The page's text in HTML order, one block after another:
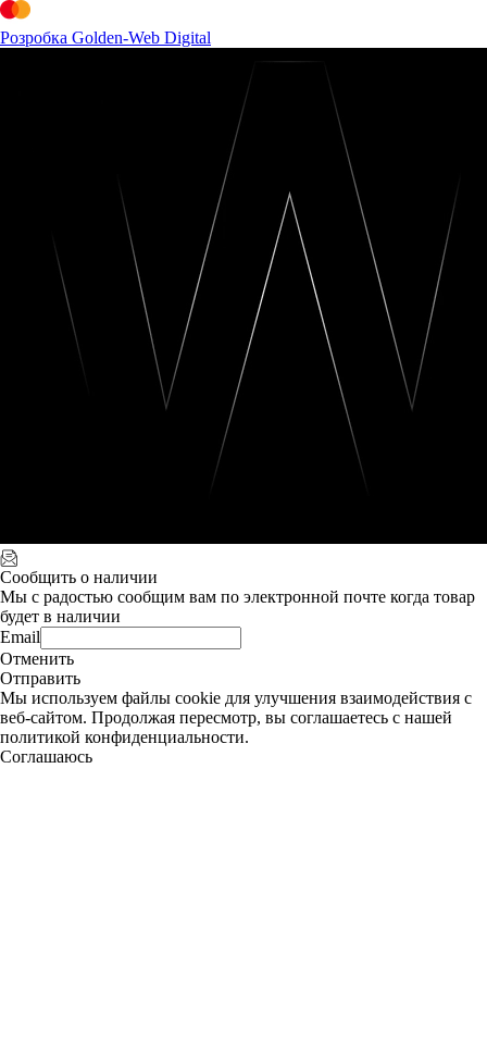
Розробка Golden-Web Digital
Сообщить о наличии
Мы с радостью сообщим вам по электронной почте когда товар
будет в наличии
Email
Отменить
Отправить
Мы используем файлы cookie для улучшения взаимодействия с
веб-сайтом. Продолжая пересмотр, вы соглашаетесь с нашей
политикой конфиденциальности.
Соглашаюсь